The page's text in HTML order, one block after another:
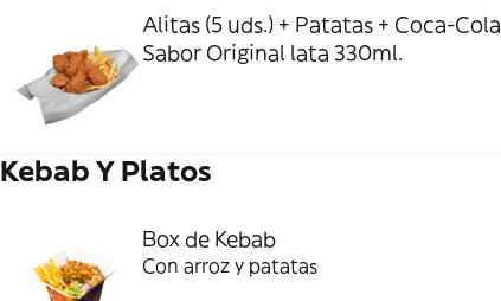
Alitas (5 uds.) + Patatas + Coca-Cola
Sabor Original lata 330ml.
Kebab Y Platos
Box de Kebab
Con arroz y patatas